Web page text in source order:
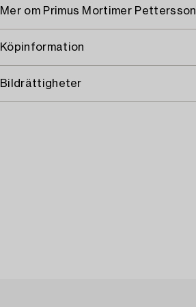
Mer om Primus Mortimer Pettersson
Köpinformation
Bildrättigheter